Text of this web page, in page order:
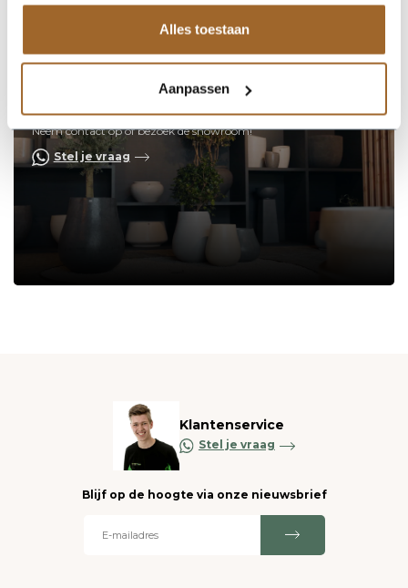
Alles toestaan
Aanpassen
Op zoek naar een vakkundige
hulp?
Neem contact op of bezoek de showroom!
Stel je vraag
Klantenservice
Stel je vraag
Blijf op de hoogte via onze nieuwsbrief